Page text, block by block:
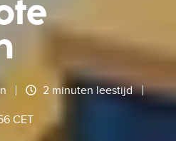
2 minuten leestijd
CET